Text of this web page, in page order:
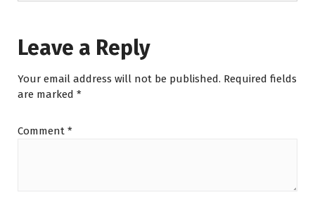
Leave a Reply
Your email address will not be published. Required fields
are marked *
Comment *